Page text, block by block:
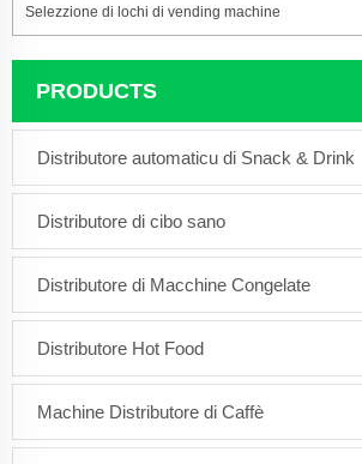
Selezzione di lochi di vending machine
PRODUCTS
Distributore automaticu di Snack & Drink
Distributore di cibo sano
Distributore di Macchine Congelate
Distributore Hot Food
Machine Distributore di Caffè